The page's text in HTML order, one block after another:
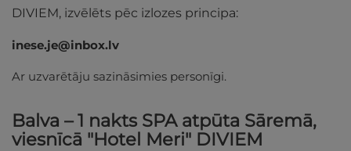
DIVIEM, izvēlēts pēc izlozes principa:
inese.je@inbox.lv
Ar uzvarētāju sazināsimies personīgi.
Balva – 1 nakts SPA atpūta Sāremā,
viesnīcā "Hotel Meri" DIVIEM